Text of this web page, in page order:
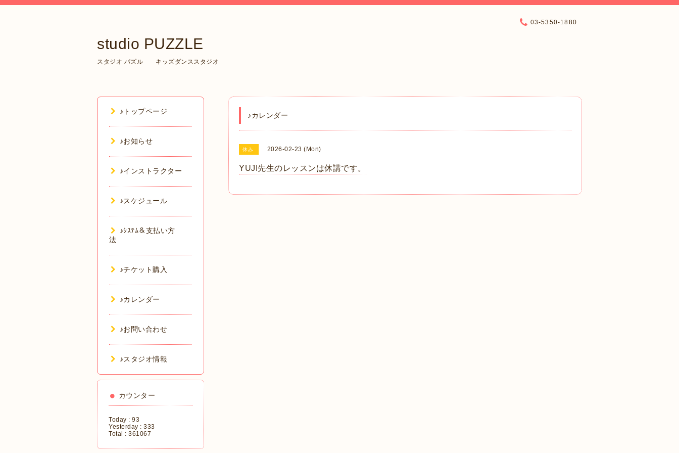
studio PUZZLE
スタジオ パズル キッズダンススタジオ
03-5350-1880
♪カレンダー
休み 2026-02-23 (Mon)
YUJI先生のレッスンは休講です。
♪トップページ
♪お知らせ
♪インストラクター
♪スケジュール
♪ｼｽﾃﾑ＆支払い方
法
♪チケット購入
♪カレンダー
♪お問い合わせ
♪スタジオ情報
カウンター
Today : 93
Yesterday : 333
Total : 361067